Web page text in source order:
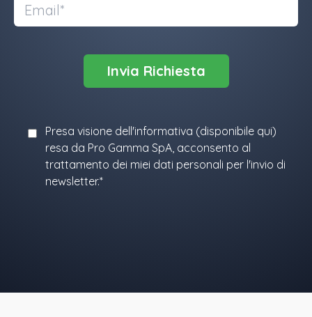
Presa visione dell'informativa (disponibile qui)
resa da Pro Gamma SpA, acconsento al
trattamento dei miei dati personali per l'invio di
newsletter.*